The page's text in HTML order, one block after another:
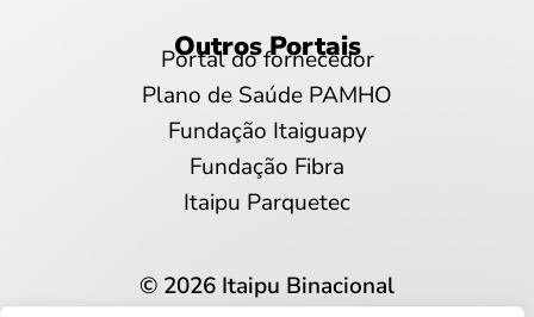
Outros Portais
Portal do fornecedor
Plano de Saúde PAMHO
Fundação Itaiguapy
Fundação Fibra
Itaipu Parquetec
© 2026 Itaipu Binacional